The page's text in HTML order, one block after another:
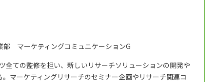
マーケティングコミュニケーションG
全ての監修を担い、新しいリサーチソリューションの開発や
マーケティングリサーチのセミナー企画やリサーチ関連コ